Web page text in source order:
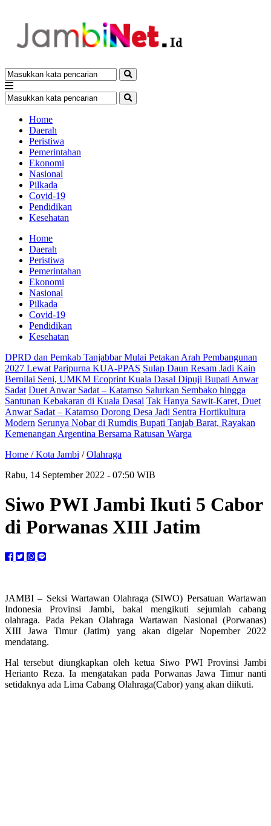
Home
Daerah
Peristiwa
Pemerintahan
Ekonomi
Nasional
Pilkada
Covid-19
Pendidikan
Kesehatan
Home
Daerah
Peristiwa
Pemerintahan
Ekonomi
Nasional
Pilkada
Covid-19
Pendidikan
Kesehatan
DPRD dan Pemkab Tanjabbar Mulai Petakan Arah Pembangunan
2027 Lewat Paripurna KUA-PPAS Sulap Daun Resam Jadi Kain
Bernilai Seni, UMKM Ecoprint Kuala Dasal Dipuji Bupati Anwar
Sadat Duet Anwar Sadat – Katamso Salurkan Sembako hingga
Santunan Kebakaran di Kuala Dasal Tak Hanya Sawit-Karet, Duet
Anwar Sadat – Katamso Dorong Desa Jadi Sentra Hortikultura
Modern Serunya Nobar di Rumdis Bupati Tanjab Barat, Rayakan
Kemenangan Argentina Bersama Ratusan Warga
Home /Kota Jambi /Olahraga
Rabu, 14 September 2022 - 07:50 WIB
Siwo PWI Jambi Ikuti 5 Cabor
di Porwanas XIII Jatim
JAMBI – Seksi Wartawan Olahraga (SIWO) Persatuan Wartawan
Indonesia Provinsi Jambi, bakal mengikuti sejumlah cabang
olahraga. Pada Pekan Olahraga Wartawan Nasional (Porwanas)
XIII Jawa Timur (Jatim) yang akan digelar Nopember 2022
mendatang.
Hal tersebut diungkapkan oleh ketua Siwo PWI Provinsi Jambi
Herianto Reza. Ia mengatakan pada Porwanas Jawa Timur nanti
setidaknya ada Lima Cabang Olahraga(Cabor) yang akan diikuti.